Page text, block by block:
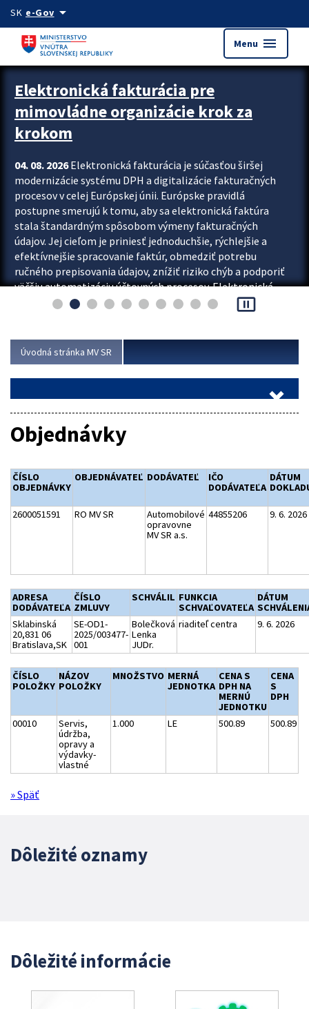
Preskocit na hlavný obsah
SK e-Govarrow_drop_down
Menu menu
Zastavit automatický posun upútavok
Elektronická fakturácia pre
mimovládne organizácie krok za
krokom
04. 08. 2026Elektronická fakturácia je súčasťou širšej
modernizácie systému DPH a digitalizácie fakturačných
procesov v celej Európskej únii. Európske pravidlá
postupne smerujú k tomu, aby sa elektronická faktúra
stala štandardným spôsobom výmeny fakturačných
údajov. Jej cieľom je priniesť jednoduchšie, rýchlejšie a
efektívnejšie spracovanie faktúr, obmedziť potrebu
ručného prepisovania údajov, znížiť riziko chýb a podporiť
väčšiu automatizáciu účtovných procesov. Elektronická
fakturácia preto nepredstavuje...
pause_presentation
Úvodná stránka MV SR
Objednávky
ČÍSLO
OBJEDNÁVKY
OBJEDNÁVATEĽ DODÁVATEĽ
IČO
DODÁVATEĽA
DÁTUM
2600051591 RO MV SR
Automobilové
opravovne
MV SR a.s.
44855206 9. 6. 2026
ADRESA
DODÁVATEĽA
ČÍSLO
ZMLUVY
SCHVÁLIL FUNKCIA
SCHVAĽOVATEĽA
DÁTUM
Sklabinská
20,831 06
Bratislava,SK
SE-OD1-
2025/003477-
001
Bolečková
Lenka
JUDr.
riaditeľ centra 9. 6. 2026
ČÍSLO
POLOŽKY
NÁZOV
POLOŽKY
MNOŽSTVO MERNÁ
JEDNOTKA
CENA S
DPH NA
MERNÚ
JEDNOTKU
CENA
S
DPH
00010
Servis,
údržba,
opravy a
výdavky-
vlastné
1.000 LE 500.89 500.89
» Späť
Dôležité oznamy
Dôležité informácie